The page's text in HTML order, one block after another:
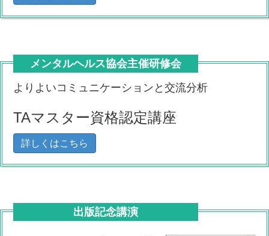
メンタルヘルス協会主催研修会
よりよいコミュニケーションと交流分析
TAマスター資格認定講座
詳しくはこちら
出版記念講演